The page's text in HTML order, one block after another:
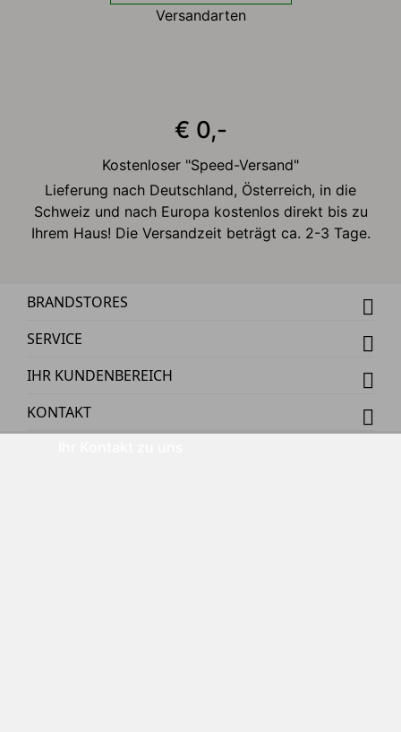
Versandarten
€ 0,-
Kostenloser "Speed-Versand"
Lieferung nach Deutschland, Österreich, in die
Schweiz und nach Europa kostenlos direkt bis zu
Ihrem Haus! Die Versandzeit beträgt ca. 2-3 Tage.
BRANDSTORES
SERVICE
IHR KUNDENBEREICH
KONTAKT